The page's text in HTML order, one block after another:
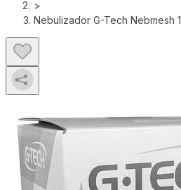
>
Nebulizador G-Tech Nebmesh 1